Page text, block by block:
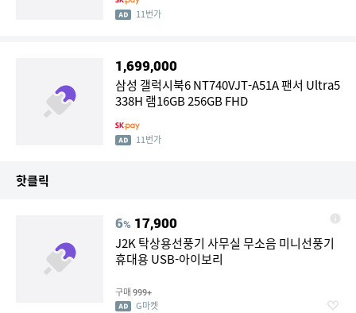
11번가
1,699,000
삼성 갤럭시북6 NT740VJT-A51A 팬서 Ultra5
338H 램16GB 256GB FHD
11번가
핫클릭
6% 17,900
J2K 탁상용선풍기 사무실 무소음 미니선풍기
휴대용 USB-아이보리
구매 999+
G마켓